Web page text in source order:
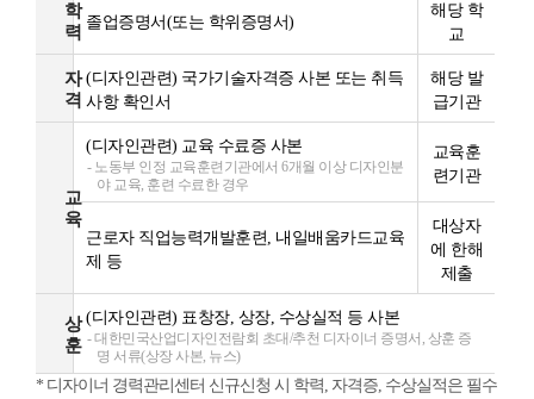
학
력
졸업증명서(또는 학위증명서)
해당 학
교
자
격
(디자인관련) 국가기술자격증 사본 또는 취득
사항 확인서
해당 발
급기관
교
육
(디자인관련) 교육 수료증 사본
- 노동부 인정 교육훈련기관에서 6개월 이상 디자인분
야 교육, 훈련 수료한 경우
교육훈
련기관
근로자 직업능력개발훈련, 내일배움카드교육
제 등
대상자
에 한해
제출
상
훈
(디자인관련) 표창장, 상장, 수상실적 등 사본
- 대한민국산업디자인전람회 초대/추천 디자이너 증명서, 상훈 증
명 서류(상장 사본, 뉴스)
* 디자이너 경력관리센터 신규신청 시 학력, 자격증, 수상실적은 필수